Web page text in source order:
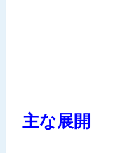
主な展開